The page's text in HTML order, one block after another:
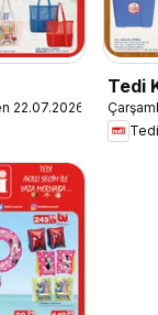
22.07.2026
Tedi
Tedi